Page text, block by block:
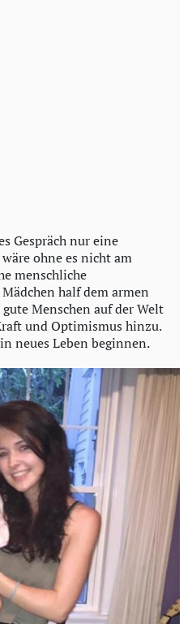
Gespräch nur eine
ohne es nicht am
menschliche
half dem armen
Menschen auf der Welt
und Optimismus hinzu.
neues Leben beginnen.